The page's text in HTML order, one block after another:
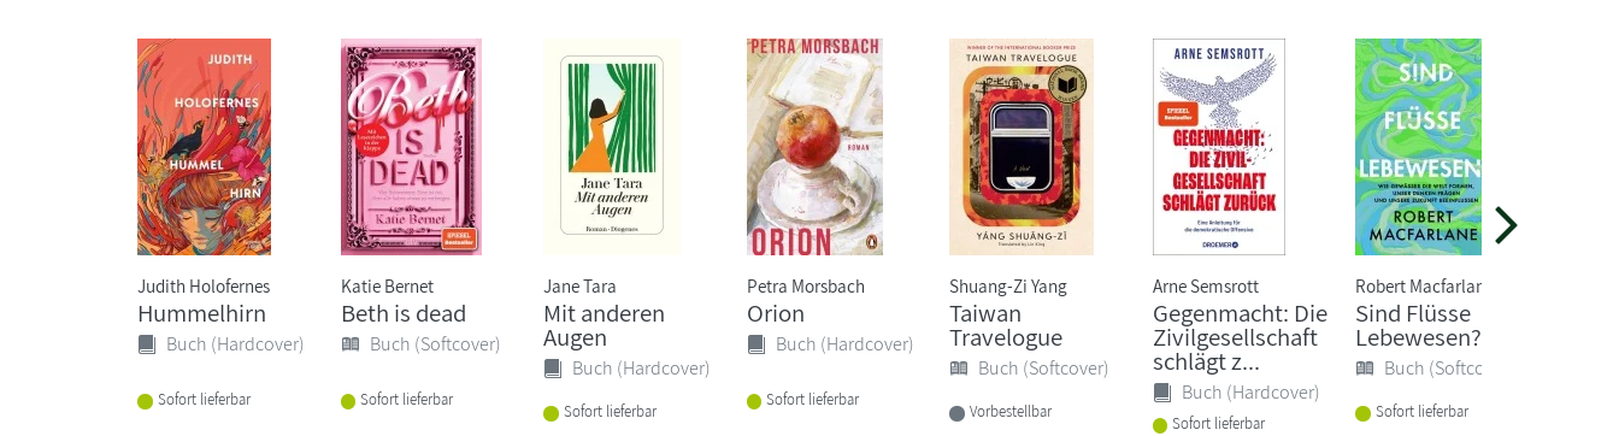
Judith Holofernes
Hummelhirn
Buch (Hardcover)
Sofort lieferbar
Katie Bernet
Beth is dead
Buch (Softcover)
Sofort lieferbar
Jane Tara
Mit anderen
Augen
Buch (Hardcover)
Sofort lieferbar
Petra Morsbach
Orion
Buch (Hardcover)
Sofort lieferbar
Shuang-Zi Yang
Taiwan
Travelogue
Buch (Softcover)
Vorbestellbar
Arne Semsrott
Gegenmacht: Die
Zivilgesellschaft
schlägt z...
Buch (Hardcover)
Sofort lieferbar
Robert Macfarlane
Sind Flüsse
Lebewesen?
Buch (Softcover)
Sofort lieferbar